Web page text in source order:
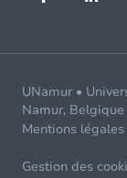
UNamur •
Namur, Belgique
Mentions légales
Gestion des